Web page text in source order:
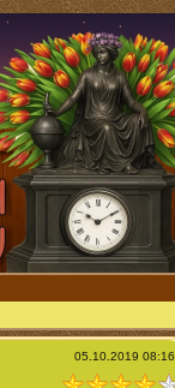
05.10.2019 08:16